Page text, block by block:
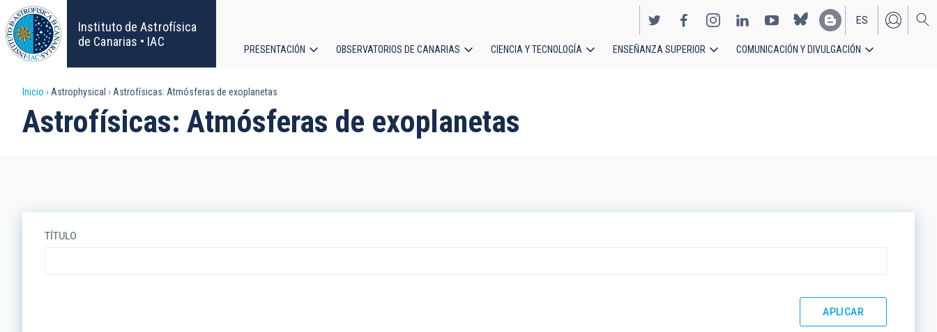
Pasar
al
contenido
principal
Instituto de Astrofísica
de Canarias • IAC
EN
ES
principal
PRESENTACIÓN OBSERVATORIOS DE CANARIAS CIENCIA Y TECNOLOGÍA ENSEÑANZA SUPERIOR COMUNICACIÓN Y DIVULGACIÓN
Sobrescribir
enlaces
Inicio Astrophysical Astrofísicas: Atmósferas de exoplanetas
Astrofísicas: Atmósferas de exoplanetas
TÍTULO